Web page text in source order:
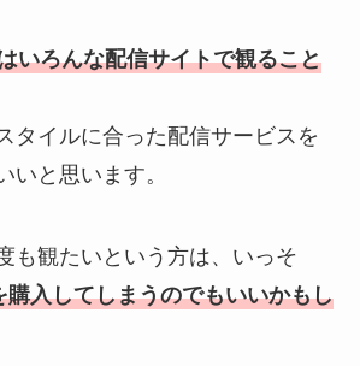
いろんな配信サイトで観ること
タイルに合った配信サービスを
いと思います。
も観たいという方は、いっそ
入してしまうのでもいいかもし